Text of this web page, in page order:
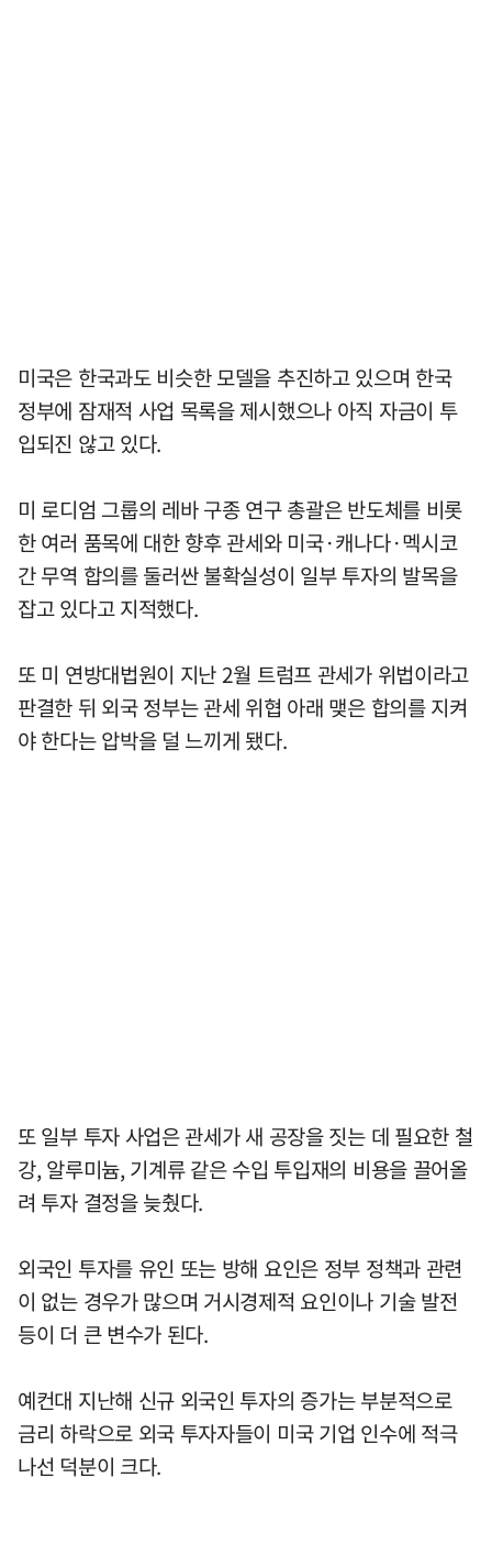
미국은 한국과도 비슷한 모델을 추진하고 있으며 한국
정부에 잠재적 사업 목록을 제시했으나 아직 자금이 투
입되진 않고 있다.
미 로디엄 그룹의 레바 구종 연구 총괄은 반도체를 비롯
한 여러 품목에 대한 향후 관세와 미국·캐나다·멕시코
간 무역 합의를 둘러싼 불확실성이 일부 투자의 발목을
잡고 있다고 지적했다.
또 미 연방대법원이 지난 2월 트럼프 관세가 위법이라고
판결한 뒤 외국 정부는 관세 위협 아래 맺은 합의를 지켜
야 한다는 압박을 덜 느끼게 됐다.
또 일부 투자 사업은 관세가 새 공장을 짓는 데 필요한 철
강, 알루미늄, 기계류 같은 수입 투입재의 비용을 끌어올
려 투자 결정을 늦췄다.
외국인 투자를 유인 또는 방해 요인은 정부 정책과 관련
이 없는 경우가 많으며 거시경제적 요인이나 기술 발전
등이 더 큰 변수가 된다.
예컨대 지난해 신규 외국인 투자의 증가는 부분적으로
금리 하락으로 외국 투자자들이 미국 기업 인수에 적극
나선 덕분이 크다.